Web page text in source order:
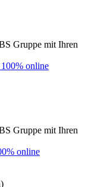
Gruppe mit Ihren
online
Gruppe mit Ihren
online